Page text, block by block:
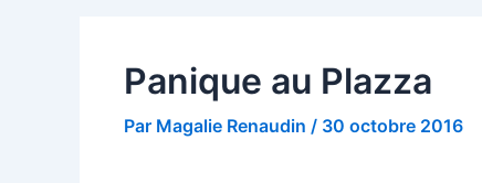
Panique au Plazza
Par Magalie Renaudin / 30 octobre 2016